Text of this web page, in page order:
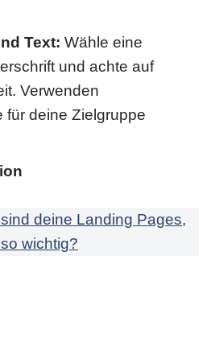
Text: Wähle eine
und achte auf
Verwenden
für deine Zielgruppe
deine Landing Pages,
wichtig?